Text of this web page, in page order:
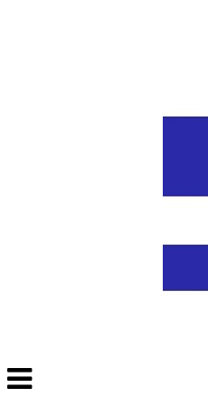
Veksle
navigasjon